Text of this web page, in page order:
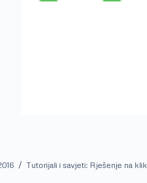
Tutorijali i savjeti: Rješenje na klik